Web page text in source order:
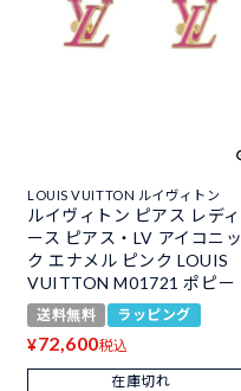
LOUIS VUITTON ルイヴィトン
ルイヴィトン ピアス レディ
ース ピアス・LV アイコニッ
ク エナメル ピンク LOUIS
VUITTON M01721 ポピー
送料無料 ラッピング
¥72,600税込
在庫切れ